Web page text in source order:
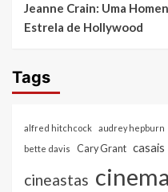
Jeanne Crain: Uma
Estrela de Hollywood
Tags
alfred hitchcock audrey hepburn
bette davis Cary Grant casais
cineastas